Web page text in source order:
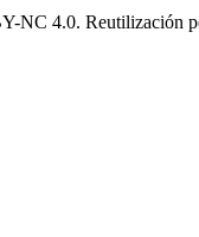
NC 4.0. Reutilización